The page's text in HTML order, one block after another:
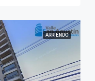
ARRIENDO